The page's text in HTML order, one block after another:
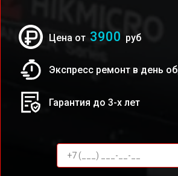
Цена от 3900 руб
Экспресс ремонт в день
Гарантия до 3-х лет